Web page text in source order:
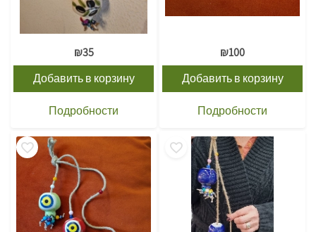
₪35
Добавить в корзину
Подробности
₪100
Добавить в корзину
Подробности